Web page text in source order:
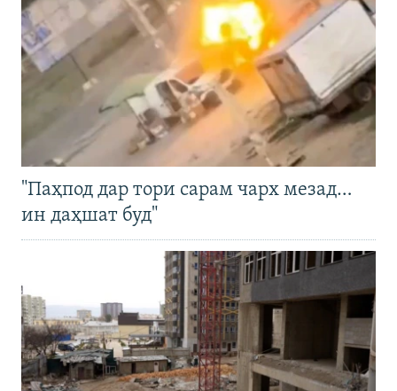
"Паҳпод дар тори сарам чарх мезад…
ин даҳшат буд"